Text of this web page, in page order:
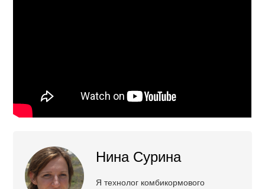
Нина Сурина
Я технолог комбикормового